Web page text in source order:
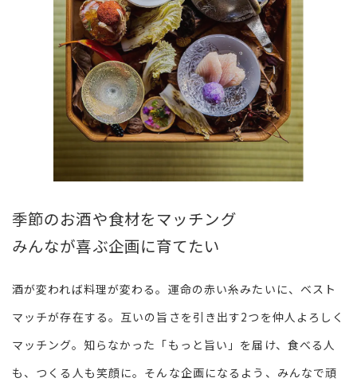
季節のお酒や食材をマッチング
みんなが喜ぶ企画に育てたい
酒が変われば料理が変わる。運命の赤い糸みたいに、ベスト
マッチが存在する。互いの旨さを引き出す2つを仲人よろしく
マッチング。知らなかった「もっと旨い」を届け、食べる人
も、つくる人も笑顔に。そんな企画になるよう、みんなで頑